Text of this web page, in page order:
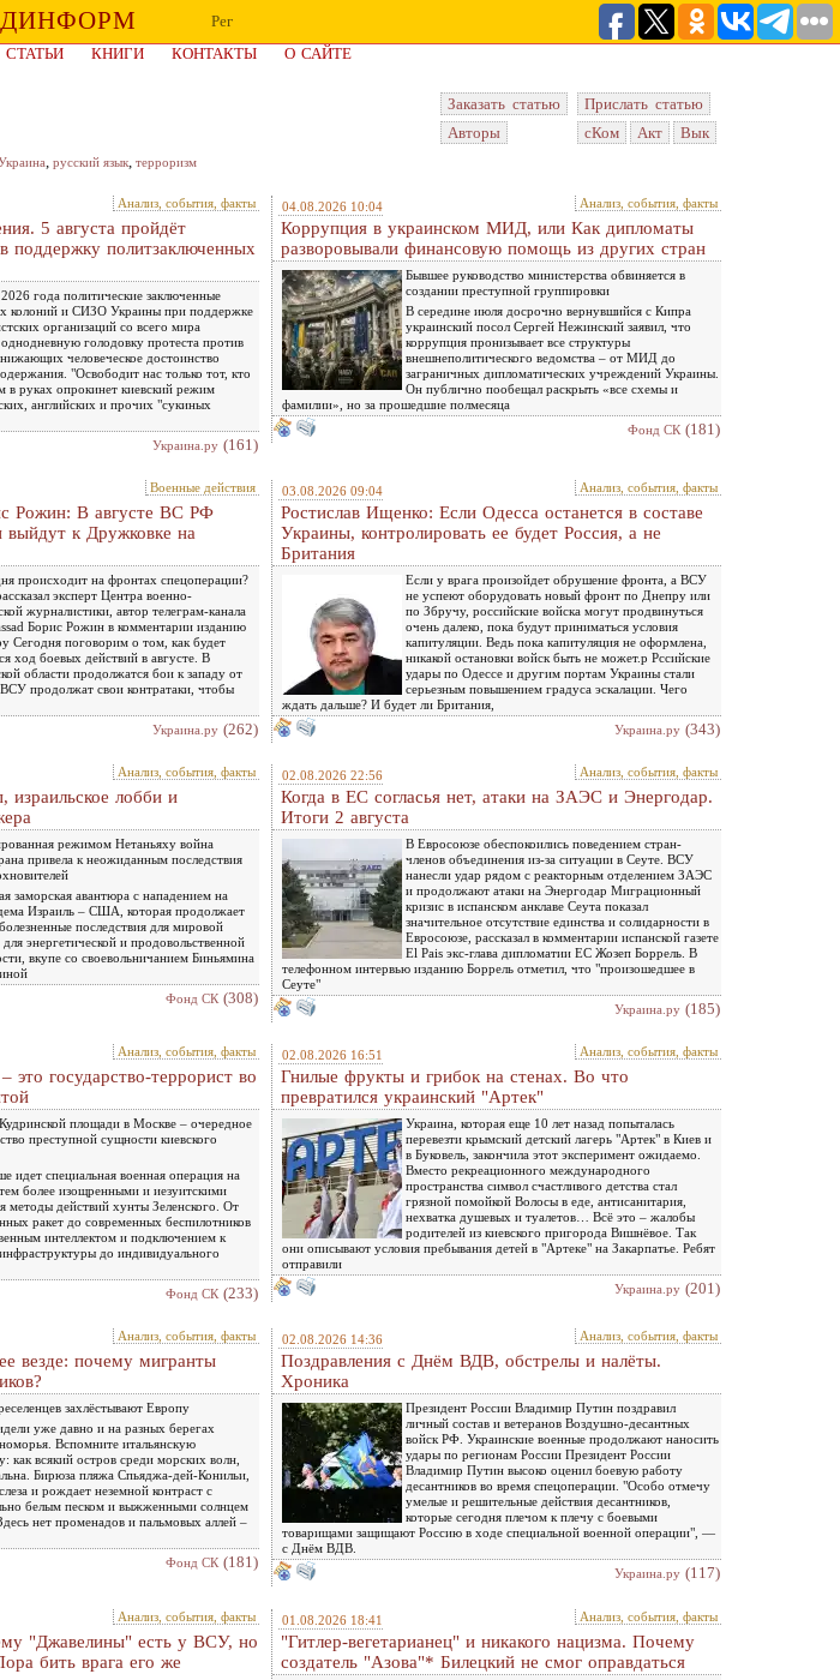
Рег
СТАТЬИ КНИГИ КОНТАКТЫ
О САЙТЕ
Заказать статью
Прислать статью
Авторы
сКом Акт
Вык
, русский язык, терроризм
Анализ, события, факты
5 августа пройдёт
поддержку политзаключенных
2026 года политические заключенные
колоний и СИЗО Украины при поддержке
организаций со всего мира
голодовку протеста против
человеческое достоинство
"Освободит нас только тот, кто
в руках опрокинет киевский режим
английских и прочих "сукиных
Украина.ру (161)
04.08.2026 10:04 Анализ, события, факты
Коррупция в украинском МИД, или Как дипломаты
разворовывали финансовую помощь из других стран
Бывшее руководство министерства обвиняется в
создании преступной группировки
В середине июля досрочно вернувшийся с Кипра
украинский посол Сергей Нежинский заявил, что
коррупция пронизывает все структуры
внешнеполитического ведомства – от МИД до
заграничных дипломатических учреждений Украины.
Он публично пообещал раскрыть «все схемы и
фамилии», но за прошедшие полмесяца
Фонд СК (181)
Военные действия
Рожин: В августе ВС РФ
выйдут к Дружковке на
происходит на фронтах спецоперации?
эксперт Центра военно-
журналистики, автор телеграм-канала
Борис Рожин в комментарии изданию
Сегодня поговорим о том, как будет
ход боевых действий в августе. В
области продолжатся бои к западу от
продолжат свои контратаки, чтобы
Украина.ру (262)
03.08.2026 09:04 Анализ, события, факты
Ростислав Ищенко: Если Одесса останется в составе
Украины, контролировать ее будет Россия, а не
Британия
Если у врага произойдет обрушение фронта, а ВСУ
не успеют оборудовать новый фронт по Днепру или
по Збручу, российские войска могут продвинуться
очень далеко, пока будут приниматься условия
капитуляции. Ведь пока капитуляция не оформлена,
никакой остановки войск быть не может.р Рссийские
удары по Одессе и другим портам Украины стали
серьезным повышением градуса эскалации. Чего
ждать дальше? И будет ли Британия,
Украина.ру (343)
Анализ, события, факты
израильское лобби и
режимом Нетаньяху война
привела к неожиданным последствия
заморская авантюра с нападением на
Израиль – США, которая продолжает
последствия для мировой
для энергетической и продовольственной
вкупе со своевольничанием Биньямина
Фонд СК (308)
02.08.2026 22:56 Анализ, события, факты
Когда в ЕС согласья нет, атаки на ЗАЭС и Энергодар.
Итоги 2 августа
В Евросоюзе обеспокоились поведением стран-
членов объединения из-за ситуации в Сеуте. ВСУ
нанесли удар рядом с реакторным отделением ЗАЭС
и продолжают атаки на Энергодар Миграционный
кризис в испанском анклаве Сеута показал
значительное отсутствие единства и солидарности в
Евросоюзе, рассказал в комментарии испанской газете
El Pais экс-глава дипломатии ЕС Жозеп Боррель. В
телефонном интервью изданию Боррель отметил, что "произошедшее в
Сеуте"
Украина.ру (185)
Анализ, события, факты
это государство-террорист во
площади в Москве – очередное
преступной сущности киевского
идет специальная военная операция на
более изощренными и иезуитскими
методы действий хунты Зеленского. От
ракет до современных беспилотников
интеллектом и подключением к
до индивидуального
Фонд СК (233)
02.08.2026 16:51 Анализ, события, факты
Гнилые фрукты и грибок на стенах. Во что
превратился украинский "Артек"
Украина, которая еще 10 лет назад попыталась
перевезти крымский детский лагерь "Артек" в Киев и
в Буковель, закончила этот эксперимент ожидаемо.
Вместо рекреационного международного
пространства символ счастливого детства стал
грязной помойкой Волосы в еде, антисанитария,
нехватка душевых и туалетов… Всё это – жалобы
родителей из киевского пригорода Вишнёвое. Так
они описывают условия пребывания детей в "Артеке" на Закарпатье. Ребят
отправили
Украина.ру (201)
Анализ, события, факты
везде: почему мигранты
захлёстывают Европу
уже давно и на разных берегах
Вспомните итальянскую
как всякий остров среди морских волн,
Бирюза пляжа Спьяджа-дей-Конильи,
и рождает неземной контраст с
белым песком и выжженными солнцем
нет променадов и пальмовых аллей –
Фонд СК (181)
02.08.2026 14:36 Анализ, события, факты
Поздравления с Днём ВДВ, обстрелы и налёты.
Хроника
Президент России Владимир Путин поздравил
личный состав и ветеранов Воздушно-десантных
войск РФ. Украинские военные продолжают наносить
удары по регионам России Президент России
Владимир Путин высоко оценил боевую работу
десантников во время спецоперации. "Особо отмечу
умелые и решительные действия десантников,
которые сегодня плечом к плечу с боевыми
товарищами защищают Россию в ходе специальной военной операции", —
с Днём ВДВ.
Украина.ру (117)
Анализ, события, факты
"Джавелины" есть у ВСУ, но
бить врага его же
01.08.2026 18:41 Анализ, события, факты
"Гитлер-вегетарианец" и никакого нацизма. Почему
создатель "Азова"* Билецкий не смог оправдаться